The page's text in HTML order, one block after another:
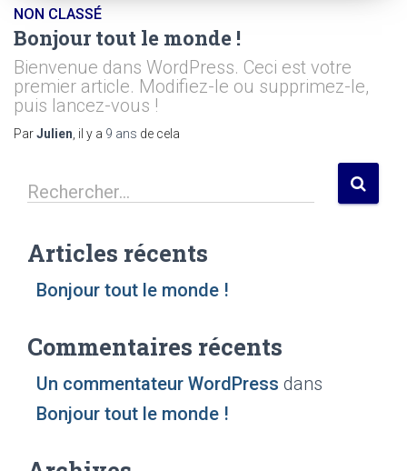
NON CLASSÉ
Bonjour tout le monde !
Bienvenue dans WordPress. Ceci est votre
premier article. Modifiez-le ou supprimez-le,
puis lancez-vous !
ParJulien , il y a 9 ans de cela
e
e
r
Rechercher…
Articles récents
Bonjour tout le monde !
Commentaires récents
Un commentateur WordPress dans
Bonjour tout le monde !